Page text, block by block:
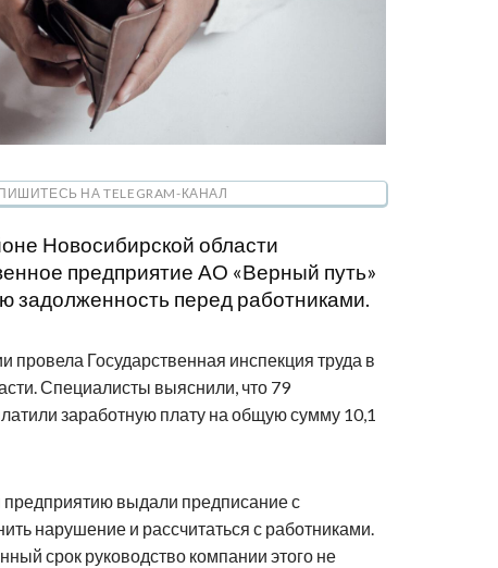
НА TELEGRAM-КАНАЛ
Новосибирской области
предприятие АО «Верный путь»
задолженность перед работниками.
провела Государственная инспекция труда в
Специалисты выяснили, что 79
заработную плату на общую сумму 10,1
предприятию выдали предписание с
нарушение и рассчитаться с работниками.
срок руководство компании этого не